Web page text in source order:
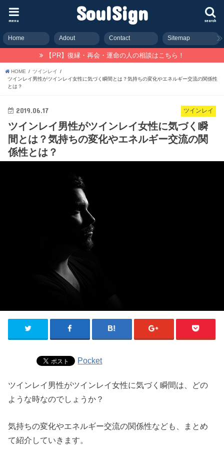
SoulSign search
menu
Home Adout Contact Sitemap
【PR】復縁・再会・運命の人の相談はこちら！
HOME
ツインレイ
ツインレイ男性がツインレイ女性に気づく瞬間とは？気持ちの変化やエネルギー交流の関係性
とは？
ツインレイ
2019.06.17
ツインレイ男性がツインレイ女性に気づく瞬
間とは？気持ちの変化やエネルギー交流の関
係性とは？
Pocket
ツインレイ男性がツインレイ女性に気づく瞬間は、どの
ような時なのでしょうか？
気持ちの変化やエネルギー交流の関係性なども、まとめ
て紹介していきます。